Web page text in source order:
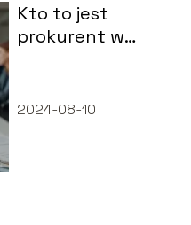
Kto to jest
prokurent w
2024-08-10